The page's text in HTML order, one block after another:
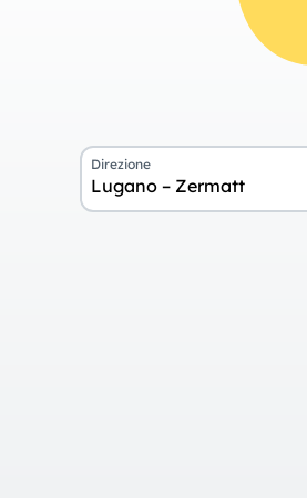
Direzione
Lugano – Zermatt